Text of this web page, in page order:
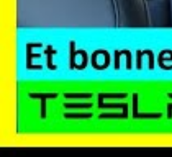
Les astuces
une évasion
Stationnez à l’ombre
Tesla.
Utilisez le mode
maîtrisée.
Protégez les vitres
Activez la